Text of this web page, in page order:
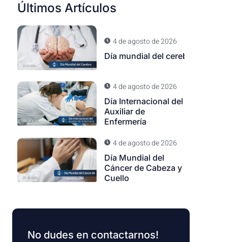
Últimos Artículos
4 de agosto de 2026
Día mundial del cerebro
4 de agosto de 2026
Día Internacional del
Auxiliar de
Enfermería
4 de agosto de 2026
Día Mundial del
Cáncer de Cabeza y
Cuello
No dudes en contactarnos!